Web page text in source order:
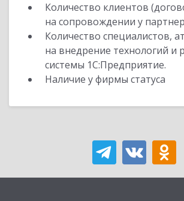
Количество клиентов
на сопровождении у
Количество специалистов,
на внедрение технологий и
системы 1С:Предприятие.
Наличие у фирмы статуса